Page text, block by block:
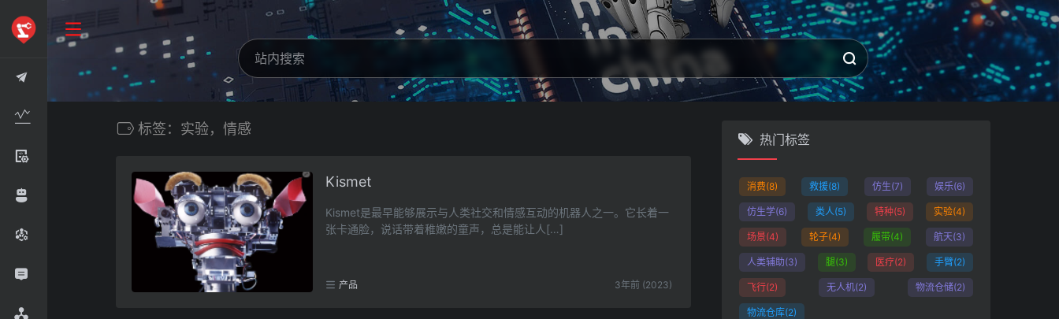
标签：实验，情感
Kismet
Kismet是最早能够展示与人类社交和情感互动的机器人之一。它长着一
张卡通脸，说话带着稚嫩的童声，总是能让人[…]
产品 3年前 (2023)
热门标签
消费(8) 救援(8) 仿生(7) 娱乐(6)
仿生学(6) 类人(5) 特种(5) 实验(4)
场景(4) 轮子(4) 履带(4) 航天(3)
人类辅助(3) 腿(3) 医疗(2) 手臂(2)
飞行(2) 无人机(2) 物流仓储(2)
物流仓库(2)